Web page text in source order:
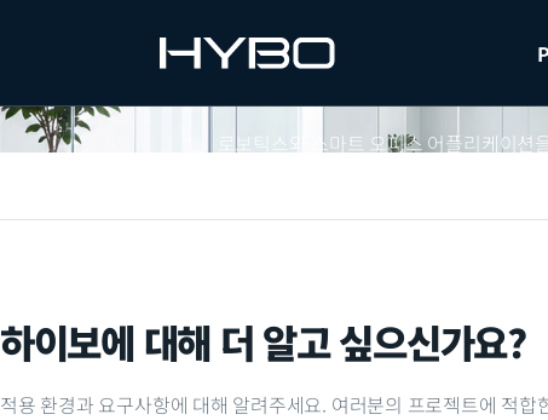
로보틱스와 스마트 오피스 어플리케이
하이보에 대해 더 알고 싶으신가요?
적용 환경과 요구사항에 대해 알려주세요. 여러분의 프로젝트에 적합